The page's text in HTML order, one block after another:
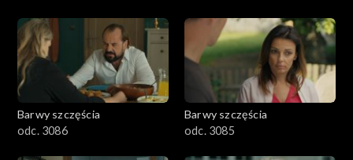
801–900
782–800
Barwy szczęścia
odc. 3086
Barwy szczęścia
odc. 3085